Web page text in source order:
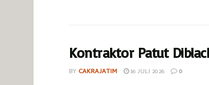
Kontraktor Patut
BY CAKRAJATIM 16 JULI 2026 0